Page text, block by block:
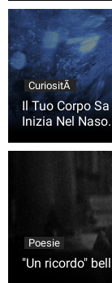
CuriositÃ
Il Tuo Corpo
Inizia Nel Naso.
Poesie
"Un ricordo"